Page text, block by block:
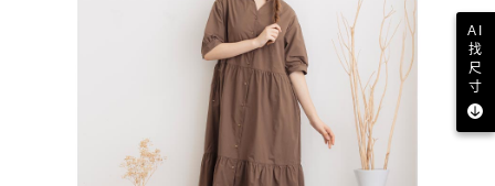
AI
找
尺
寸